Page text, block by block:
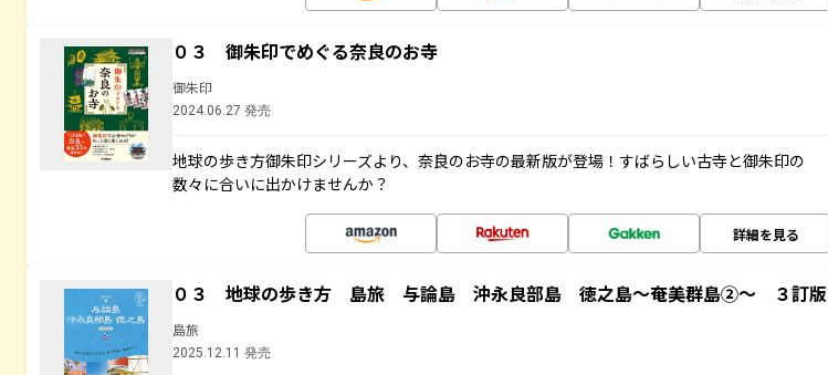
０３ 御朱印でめぐる奈良のお寺
御朱印
2024.06.27 発売
地球の歩き方御朱印シリーズより、奈良のお寺の最新版が登場！すばらしい古寺と御朱印の
数々に合いに出かけませんか？
詳細を見る
０３ 地球の歩き方 島旅 与論島 沖永良部島 徳之島～奄美群島②～ ３訂版
島旅
2025.12.11 発売